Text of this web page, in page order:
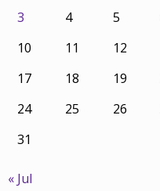
3
4 5
10
11 12
17
18 19
24
25 26
31
« Jul